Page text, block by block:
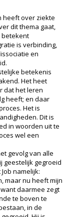
heeft over ziekte
dit thema gaat,
betekent
is verbinding,
en
betekenis
Het heet
dat het leren
heeft; en daar
Het is
Dit is
in woorden uit te
wel een
gevolg van alle
geestelijk gegroeid
namelijk:
maar nu heeft mijn
daarmee zegt
te boven te
in de